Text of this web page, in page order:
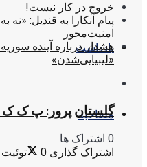
یادداشت
مصاحبه
خروج در کار نیست!
پیام آنکارا به قندیل: «نه
امنیت‌محور
هشدار درباره آینده
«لیبیایی‌شدن»
گلستان پرور: پ ک
0 اشتراک ها
اشتراک گذاری 0 توئیت